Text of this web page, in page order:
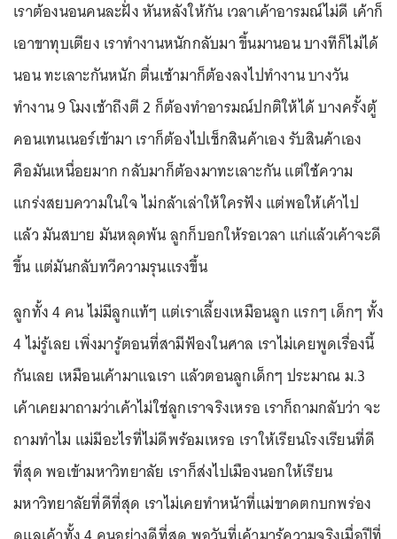
เราต้องนอนคนละฝั่ง หันหลังให้กัน เวลาเค้าอารมณ์ไม่ดี เค้าก็
เอาขาทุบเตียง เราทำงานหนักกลับมา ขึ้นมานอน บางทีก็ไม่ได้
นอน ทะเลาะกันหนัก ตื่นเช้ามาก็ต้องลงไปทำงาน บางวัน
ทำงาน 9 โมงเช้าถึงตี 2 ก็ต้องทำอารมณ์ปกติให้ได้ บางครั้งตู้
คอนเทนเนอร์เข้ามา เราก็ต้องไปเช็กสินค้าเอง รับสินค้าเอง
คือมันเหนื่อยมาก กลับมาก็ต้องมาทะเลาะกัน แต่ใช้ความ
แกร่งสยบความในใจ ไม่กล้าเล่าให้ใครฟัง แต่พอให้เค้าไป
แล้ว มันสบาย มันหลุดพ้น ลูกก็บอกให้รอเวลา แก่แล้วเค้าจะดี
ขึ้น แต่มันกลับทวีความรุนแรงขึ้น
ลูกทั้ง 4 คน ไม่มีลูกแท้ๆ แต่เราเลี้ยงเหมือนลูก แรกๆ เด็กๆ ทั้ง
4 ไม่รู้เลย เพิ่งมารู้ตอนที่สามีฟ้องในศาล เราไม่เคยพูดเรื่องนี้
กันเลย เหมือนเค้ามาแฉเรา แล้วตอนลูกเด็กๆ ประมาณ ม.3
เค้าเคยมาถามว่าเค้าไม่ใช่ลูกเราจริงเหรอ เราก็ถามกลับว่า จะ
ถามทำไม แม่มีอะไรที่ไม่ดีพร้อมเหรอ เราให้เรียนโรงเรียนที่ดี
ที่สุด พอเข้ามหาวิทยาลัย เราก็ส่งไปเมืองนอกให้เรียน
มหาวิทยาลัยที่ดีที่สุด เราไม่เคยทำหน้าที่แม่ขาดตกบกพร่อง